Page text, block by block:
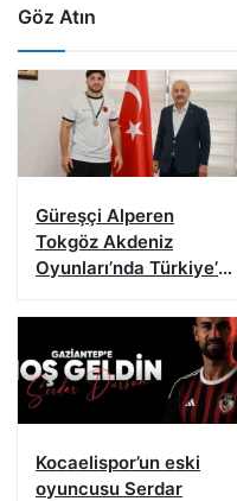
Göz Atın
Güreşçi Alperen
Tokgöz Akdeniz
Oyunları’nda Türkiye’yi
Kocaelispor’un eski
oyuncusu Serdar